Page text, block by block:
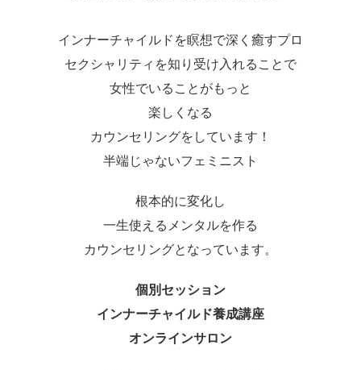
インナーチャイルドを瞑想で深く癒すプロ
セクシャリティを知り受け入れることで
女性でいることがもっと
楽しくなる
カウンセリングをしています！
半端じゃないフェミニスト
根本的に変化し
一生使えるメンタルを作る
カウンセリングとなっています。
個別セッション
インナーチャイルド養成講座
オンラインサロン